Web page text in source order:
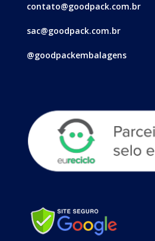
contato@goodpack.com.br
sac@goodpack.com.br
@goodpackembalagens